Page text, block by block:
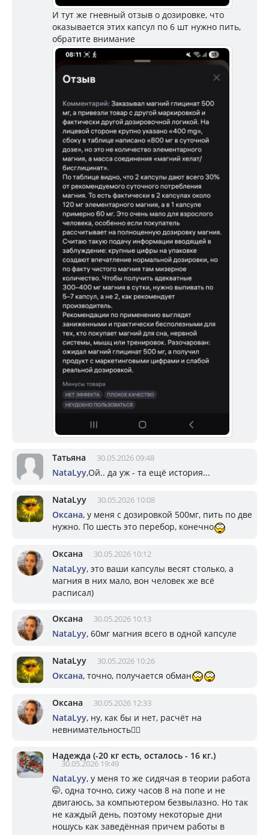
И тут же гневный отзыв о дозировке, что
оказывается этих капсул по 6 шт нужно пить,
обратите внимание
Татьяна 30.05.2026 09:48
NataLyy,Ой.. да уж - та ещё история...
NataLyy 30.05.2026 10:08
Оксана, у меня с дозировкой 500мг, пить по две
нужно. По шесть это перебор, конечно
Оксана 30.05.2026 10:12
NataLyy, это ваши капсулы весят столько, а
магния в них мало, вон человек же всё
расписал)
Оксана 30.05.2026 10:13
NataLyy, 60мг магния всего в одной капсуле
NataLyy 30.05.2026 10:26
Оксана, точно, получается обман
Оксана 30.05.2026 12:33
NataLyy, ну, как бы и нет, расчёт на
невнимательность🤷‍♀️
Надежда (-20 кг есть, осталось - 16 кг.)
30.05.2026 19:49
NataLyy, у меня то же сидячая в теории работа
🤭, одна точно, сижу часов 8 на попе и не
двигаюсь, за компьютером безвылазно. Но так
не каждый день, поэтому некоторые дни
ношусь как заведённая причем работы в